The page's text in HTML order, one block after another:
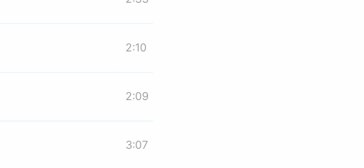
2:10
2:09
3:07